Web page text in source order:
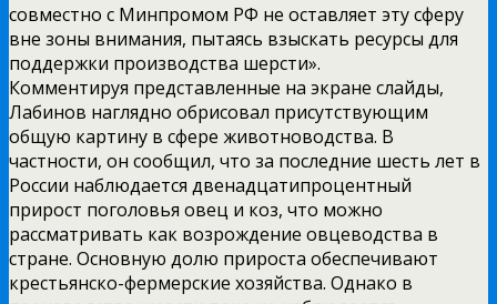
совместно с Минпромом РФ не оставляет эту сферу
вне зоны внимания, пытаясь взыскать ресурсы для
поддержки производства шерсти».
Комментируя представленные на экране слайды,
Лабинов наглядно обрисовал присутствующим
общую картину в сфере животноводства. В
частности, он сообщил, что за последние шесть лет в
России наблюдается двенадцатипроцентный
прирост поголовья овец и коз, что можно
рассматривать как возрождение овцеводства в
стране. Основную долю прироста обеспечивают
крестьянско-фермерские хозяйства. Однако в